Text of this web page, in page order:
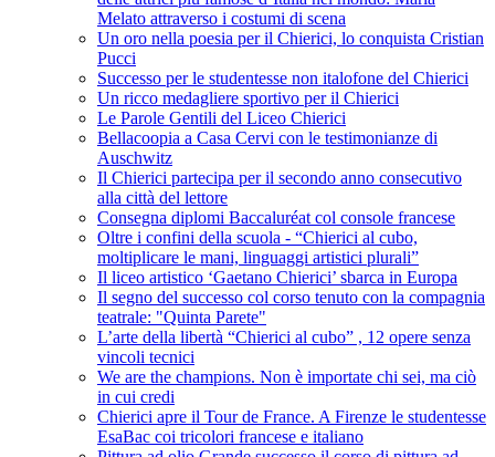
Melato attraverso i costumi di scena
Un oro nella poesia per il Chierici, lo conquista Cristian
Pucci
Successo per le studentesse non italofone del Chierici
Un ricco medagliere sportivo per il Chierici
Le Parole Gentili del Liceo Chierici
Bellacoopia a Casa Cervi con le testimonianze di
Auschwitz
Il Chierici partecipa per il secondo anno consecutivo
alla città del lettore
Consegna diplomi Baccaluréat col console francese
Oltre i confini della scuola - “Chierici al cubo,
moltiplicare le mani, linguaggi artistici plurali”
Il liceo artistico ‘Gaetano Chierici’ sbarca in Europa
Il segno del successo col corso tenuto con la compagnia
teatrale: "Quinta Parete"
L’arte della libertà “Chierici al cubo” , 12 opere senza
vincoli tecnici
We are the champions. Non è importate chi sei, ma ciò
in cui credi
Chierici apre il Tour de France. A Firenze le studentesse
EsaBac coi tricolori francese e italiano